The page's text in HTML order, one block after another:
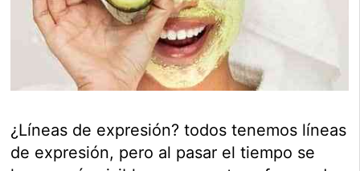
¿Líneas de expresión? todos tenemos líneas
de expresión, pero al pasar el tiempo se